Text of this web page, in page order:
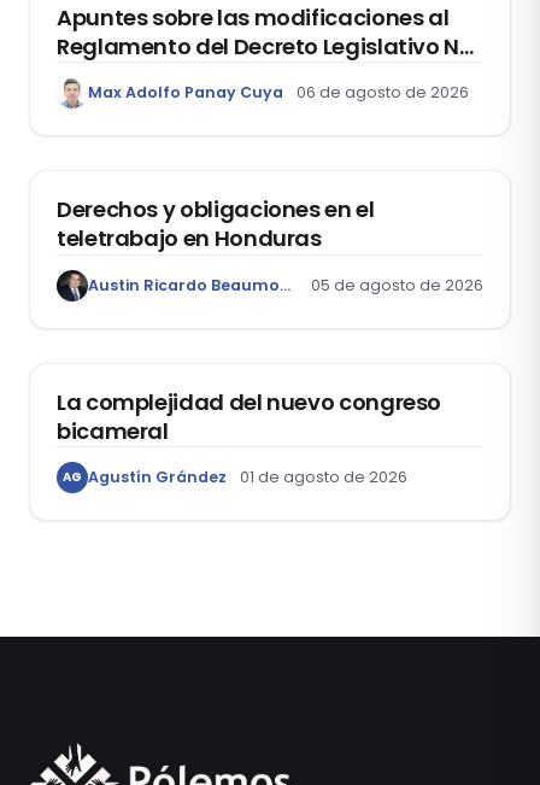
Apuntes sobre las modificaciones al
Reglamento del Decreto Legislativo Nº
1400, que aprueba el Régimen de
Garantía Mobiliaria
Max Adolfo Panay Cuya 06 de agosto de 2026
Derechos y obligaciones en el
teletrabajo en Honduras
Austin Ricardo Beaumont Rivera 05 de agosto de 2026
La complejidad del nuevo congreso
bicameral
AG Agustín Grández 01 de agosto de 2026